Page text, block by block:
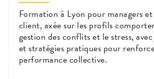
Formation à Lyon pour managers
client, axée sur les profils
gestion des conflits et le stress,
et stratégies pratiques pour
performance collective.